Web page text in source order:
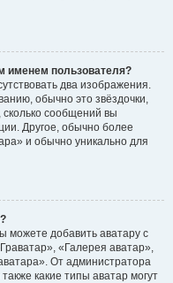
именем пользователя?
два изображения.
обычно это звёздочки,
сколько сообщений вы
Другое, обычно более
и обычно уникально для
можете добавить аватару с
«Галерея аватар»,
От администратора
какие типы аватар могут